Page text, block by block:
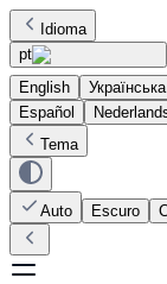
Idioma
pt
English
Українська
Español
Tema
Auto Escuro